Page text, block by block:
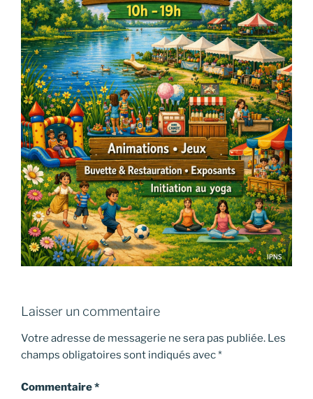
Laisser un commentaire
Votre adresse de messagerie ne sera pas publiée. Les
champs obligatoires sont indiqués avec*
Commentaire*